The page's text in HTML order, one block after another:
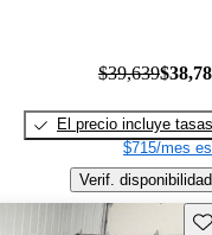
$39,639
El precio incluye tasas
$715/mes
Verif. disponibilidad